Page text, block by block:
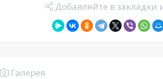
Добавляйте в закладки
Галерея